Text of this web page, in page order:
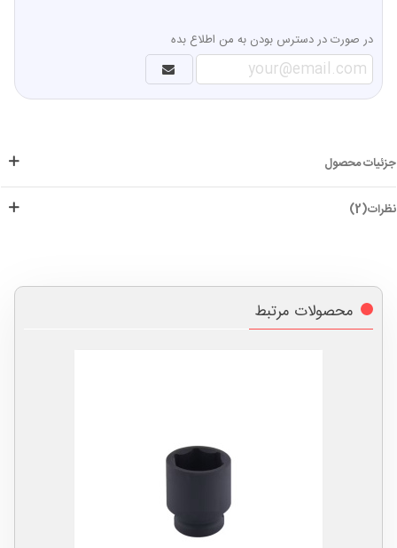
در صورت در دسترس بودن به من اطلاع بده
جزئیات محصول
نظرات(2)
محصولات مرتبط